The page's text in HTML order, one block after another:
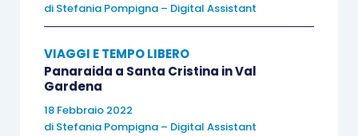
di Stefania Pompigna – Digital Assistant
VIAGGI E TEMPO LIBERO
Panaraida a Santa Cristina in Val
Gardena
18 Febbraio 2022
di Stefania Pompigna – Digital Assistant